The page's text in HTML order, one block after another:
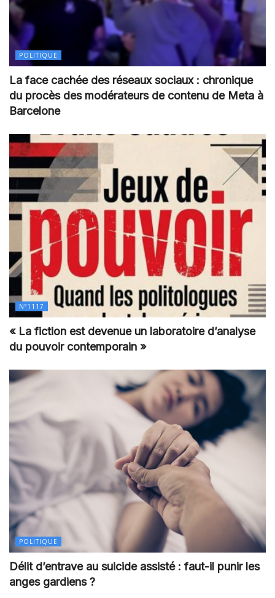
POLITIQUE
La face cachée des réseaux sociaux : chronique
du procès des modérateurs de contenu de Meta à
Barcelone
N°1117
« La fiction est devenue un laboratoire d’analyse
du pouvoir contemporain »
POLITIQUE
Délit d’entrave au suicide assisté : faut-il punir les
anges gardiens ?